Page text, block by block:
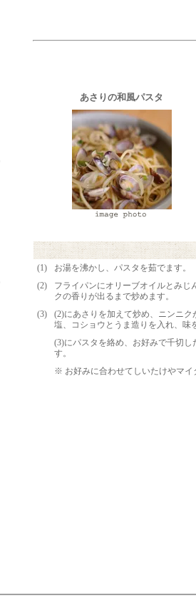
あさりの和風パスタ
(1)
お湯を沸かし、パスタを茹でます。
(2)
フライパンにオリーブオイルとみじ
クの香りが出るまで炒めます。
(3)
(2)にあさりを加えて炒め、ニンニク
塩、コショウとうま造りを入れ、味
(3)にパスタを絡め、お好みで千切
す。
※ お好みに合わせてしいたけやマイ